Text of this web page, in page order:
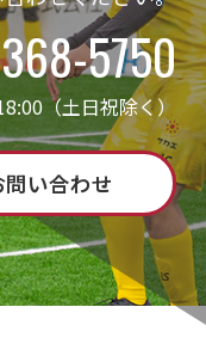
5750
（土日祝除く）
問い合わせ